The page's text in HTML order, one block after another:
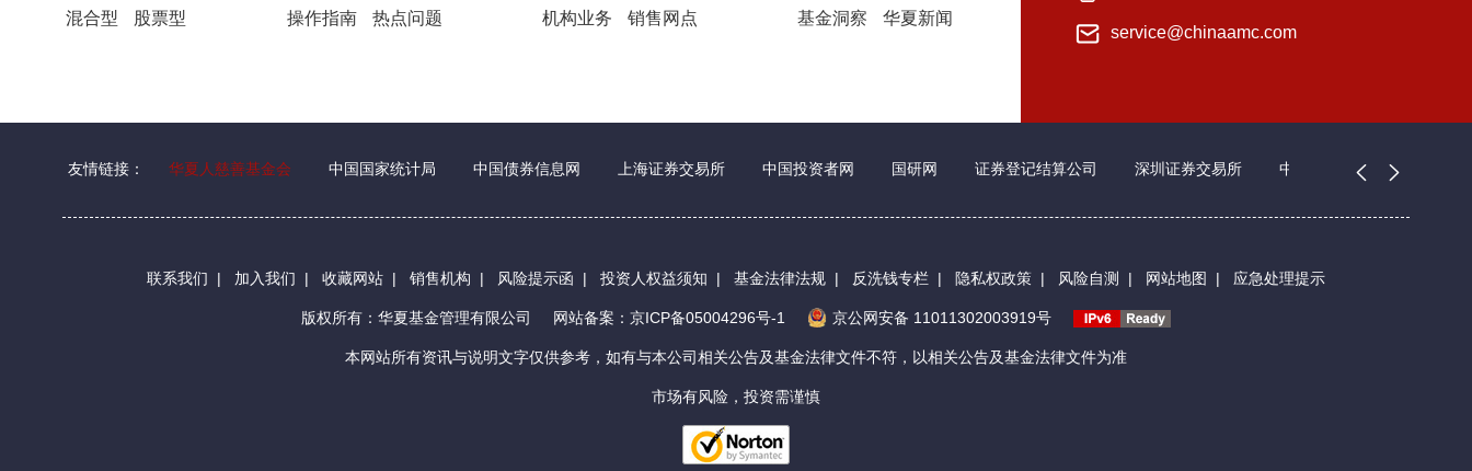
混合型
股票型
操作指南
热点问题
机构业务
销售网点
基金洞察
华夏新闻
service@chinaamc.com
友情链接： 华夏人慈善基金会 中国国家统计局 中国债券信息网 上海证券交易所 中国投资者网 国研网 证券登记结算公司 深圳证券交易所 中国证券业协会
联系我们 | 加入我们 | 收藏网站 | 销售机构 | 风险提示函 | 投资人权益须知 | 基金法律法规 | 反洗钱专栏 | 隐私权政策 | 风险自测 | 网站地图 | 应急处理提示
版权所有：华夏基金管理有限公司 网站备案：京ICP备05004296号-1 京公网安备 11011302003919号
本网站所有资讯与说明文字仅供参考，如有与本公司相关公告及基金法律文件不符，以相关公告及基金法律文件为准
市场有风险，投资需谨慎